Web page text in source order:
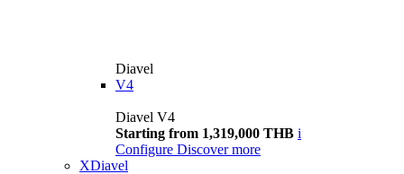
Diavel
V4
Diavel V4
Starting from 1,319,000 THB i
Configure Discover more
XDiavel